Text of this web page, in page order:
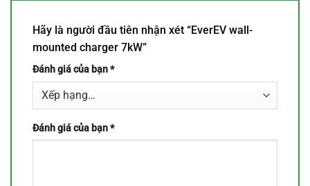
Hãy là người đầu tiên nhận xét “EverEV wall-
mounted charger 7kW”
Đánh giá của bạn*
Đánh giá của bạn*